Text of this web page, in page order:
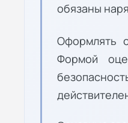
обязаны
Оформлять
Формой